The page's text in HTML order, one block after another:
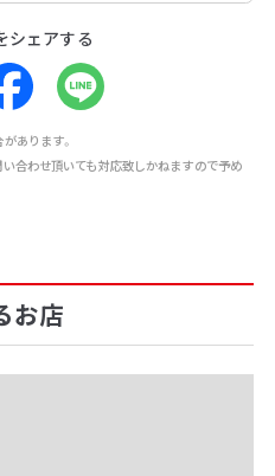
シェアする
あります。
合わせ頂いても対応致しかねますので予め
お店